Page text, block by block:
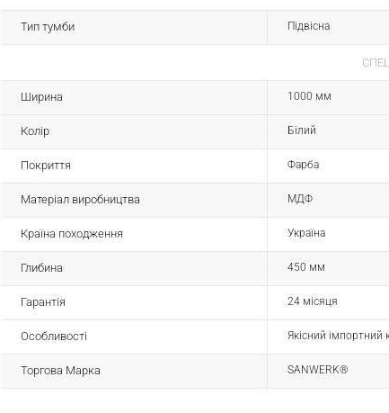
Тип тумби Підвісна
Ширина 1000 мм
Колір Білий
Покриття Фарба
Матеріал виробництва МДФ
Країна походження Україна
Глибина 450 мм
Гарантія 24 місяця
Особливості Якісний імпортний
Торгова Марка SANWERK®